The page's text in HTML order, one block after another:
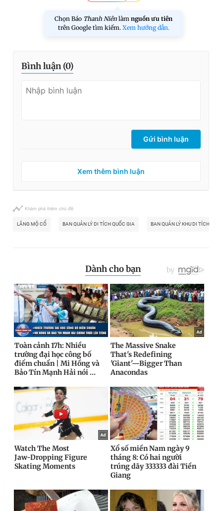
Chọn Báo Thanh Niên làm nguồn ưu tiên
trên Google tìm kiếm. Xem hướng dẫn.
Bình luận (0)
Gửi bình luận
Xem thêm bình luận
Khám phá thêm chủ đề
LĂNG MỘ CỔ BAN QUẢN LÝ DI TÍCH QUỐC GIA BAN QUẢN LÝ KHU DI TÍCH